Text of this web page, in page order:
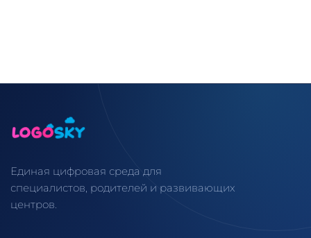
Единая цифровая среда для
специалистов, родителей и развивающих
центров.